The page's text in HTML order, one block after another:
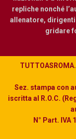
repliche nonché
allenatore, dirigenti
gridare
Sez. stampa con
iscritta al R.O.C.
N° Part. IVA